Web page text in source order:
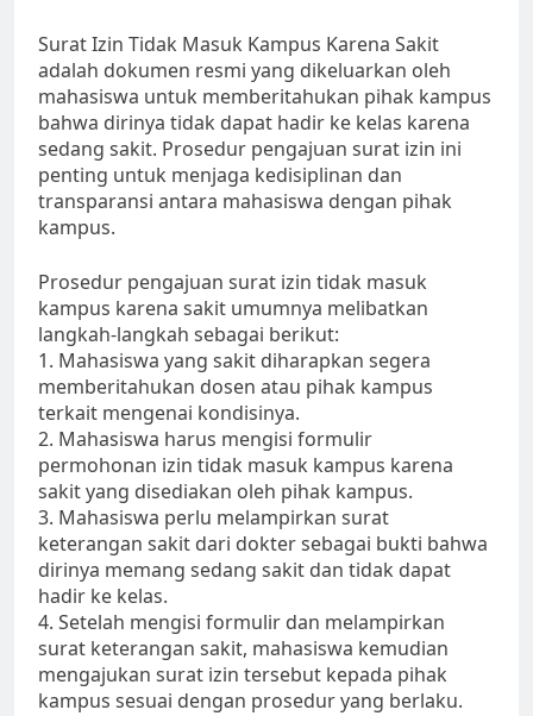
Surat Izin Tidak Masuk Kampus Karena Sakit
adalah dokumen resmi yang dikeluarkan oleh
mahasiswa untuk memberitahukan pihak kampus
bahwa dirinya tidak dapat hadir ke kelas karena
sedang sakit. Prosedur pengajuan surat izin ini
penting untuk menjaga kedisiplinan dan
transparansi antara mahasiswa dengan pihak
kampus.
Prosedur pengajuan surat izin tidak masuk
kampus karena sakit umumnya melibatkan
langkah-langkah sebagai berikut:
1. Mahasiswa yang sakit diharapkan segera
memberitahukan dosen atau pihak kampus
terkait mengenai kondisinya.
2. Mahasiswa harus mengisi formulir
permohonan izin tidak masuk kampus karena
sakit yang disediakan oleh pihak kampus.
3. Mahasiswa perlu melampirkan surat
keterangan sakit dari dokter sebagai bukti bahwa
dirinya memang sedang sakit dan tidak dapat
hadir ke kelas.
4. Setelah mengisi formulir dan melampirkan
surat keterangan sakit, mahasiswa kemudian
mengajukan surat izin tersebut kepada pihak
kampus sesuai dengan prosedur yang berlaku.